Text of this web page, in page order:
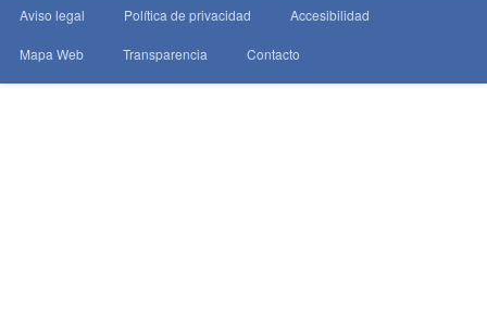
Aviso legal Política de privacidad Accesibilidad
Mapa Web Transparencia Contacto